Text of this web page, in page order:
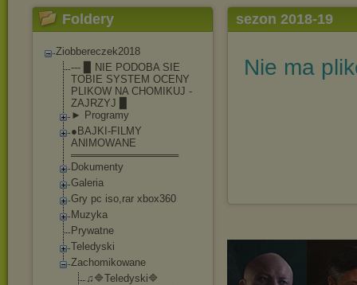
Foldery
Ziobbereczek2018
--- ▉ NIE PODOBA SIE
TOBIE SYSTEM OCENY
PLIKOW NA CHOMIKUJ -
ZAJRZYJ ▉
► Programy
●BAJKI-FILMY
ANIMOWANE
═══════════════
Dokumenty
Galeria
Gry pc iso,rar xbox360
Muzyka
Prywatne
Teledyski
Zachomikowane
♫🔷Teledyski🔷
sezon 2018-19
Nie ma